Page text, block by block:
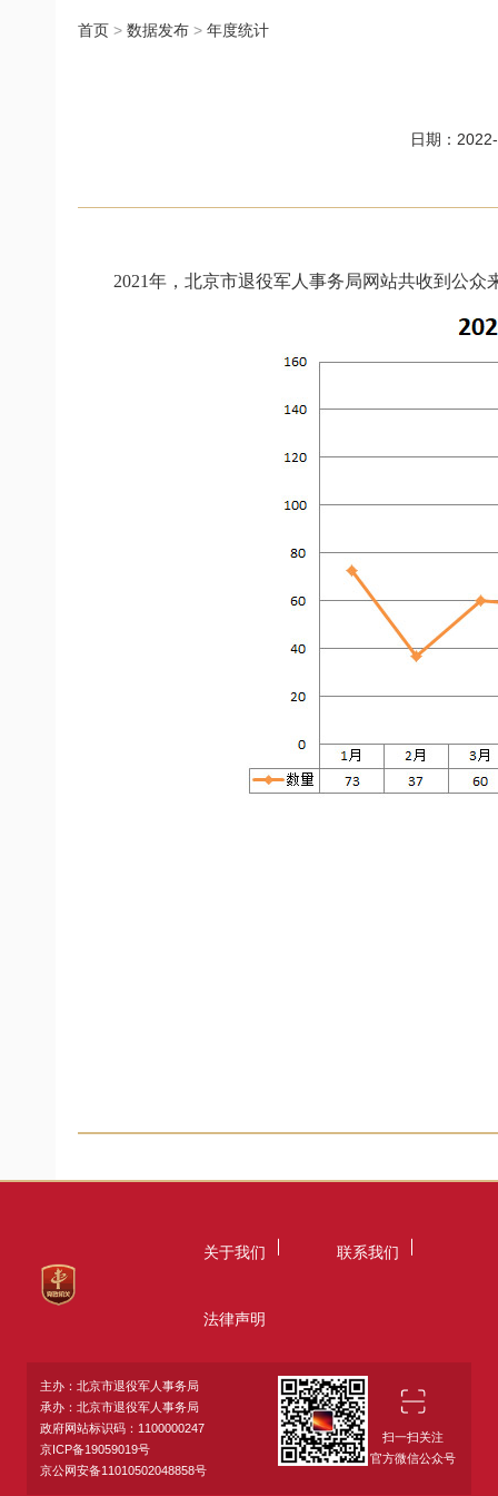
首页 > 数据发布 > 年度统计
日期：
2021年，北京市退役军人事务局网站共收到公众
关于我们 联系我们
法律声明
主办：北京市退役军人事务局
承办：北京市退役军人事务局
政府网站标识码：1100000247
京ICP备19059019号
京公网安备11010502048858号
扫一扫关注
官方微信公众号